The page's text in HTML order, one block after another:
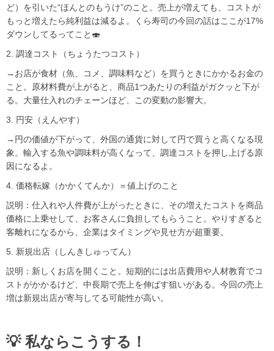
ど）を引いた“ほんとのもうけ”のこと。売上が増えても、コストが
もっと増えたら純利益は減るよ。くら寿司の今回の話はここが17%
ダウンしてるってこと🍣
2. 調達コスト（ちょうたつコスト）
→お店が食材（魚、コメ、調味料など）を買うときにかかるお金の
こと。原材料費が上がると、商品1つあたりの利益がガクッと下が
る。大量仕入れのチェーンほど、この変動の影響大。
3. 円安（えんやす）
→円の価値が下がって、外国の通貨に対して円で買うと高くなる現
象。輸入する魚や調味料が高くなって、調達コストを押し上げる原
因になるよ。
4. 価格転嫁（かかくてんか）＝値上げのこと
説明：仕入れや人件費が上がったときに、その増えたコストを商品
価格に上乗せして、お客さんに負担してもらうこと。やりすぎると
客離れになるから、企業はタイミングや見せ方が超重要。
5. 新規出店（しんきしゅってん）
説明：新しくお店を開くこと。短期的には出店費用や人材教育でコ
ストがかかるけど、中長期で売上を伸ばす狙いがある。今回の売上
増は新規出店が寄与してる可能性が高い。
💡 私ならこうする！